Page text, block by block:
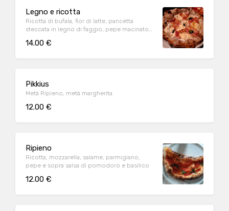
Legno e ricotta
Ricotta di bufala, fior di latte, pancetta
steccata in legno di faggio, pepe macinato
14.00 €
Pikkius
Metà Ripieno, metà margherita
12.00 €
Ripieno
Ricotta, mozzarella, salame, parmigiano,
pepe e sopra salsa di pomodoro e basilico
12.00 €